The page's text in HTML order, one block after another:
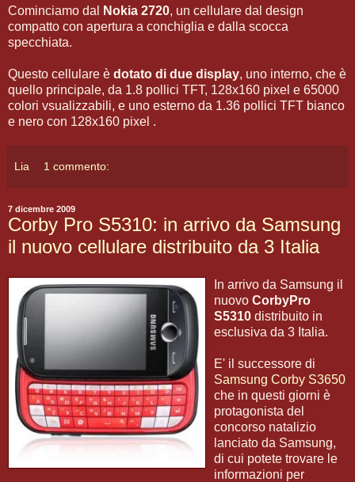
Cominciamo dal Nokia 2720, un cellulare dal design
compatto con apertura a conchiglia e dalla scocca
specchiata.
Questo cellulare è dotato di due display, uno interno, che è
quello principale, da 1.8 pollici TFT, 128x160 pixel e 65000
colori vsualizzabili, e uno esterno da 1.36 pollici TFT bianco
e nero con 128x160 pixel .
Lia 1 commento:
7 dicembre 2009
Corby Pro S5310: in arrivo da Samsung
il nuovo cellulare distribuito da 3 Italia
In arrivo da Samsung il
nuovo CorbyPro
S5310 distribuito in
esclusiva da 3 Italia.
E' il successore di
Samsung Corby S3650
che in questi giorni è
protagonista del
concorso natalizio
lanciato da Samsung,
di cui potete trovare le
informazioni per